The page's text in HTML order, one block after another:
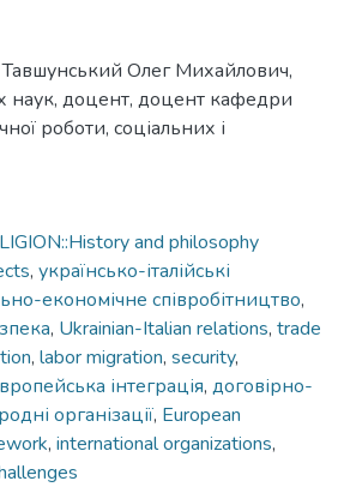
Олег Михайлович,
наук, доцент, доцент кафедри
роботи, соціальних і
and philosophy
, українсько-італійські
економічне співробітництво,
, Ukrainian-Italian relations, trade
, labor migration, security,
інтеграція, договірно-
організації, European
, international organizations,